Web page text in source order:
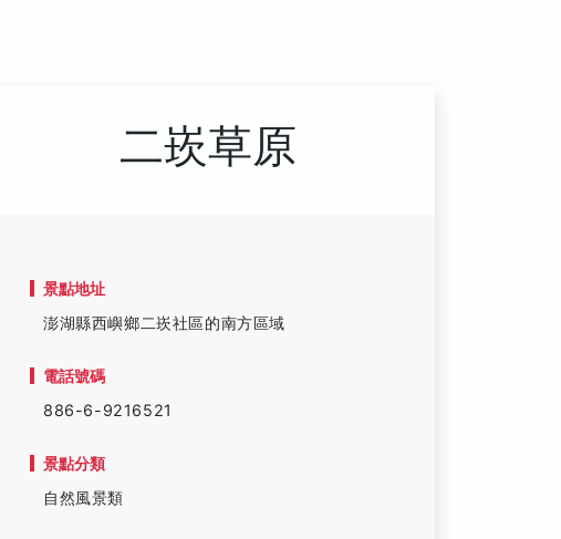
二崁草原
景點地址
澎湖縣西嶼鄉二崁社區的南方區域
電話號碼
886-6-9216521
景點分類
自然風景類